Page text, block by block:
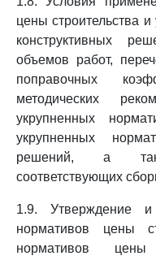
цены строительства
конструктивных
объемов работ,
поправочных
методических
укрупненных
укрупненных
решений, а
соответствующих
1.9. Утверждение и
нормативов цены
нормативов цены